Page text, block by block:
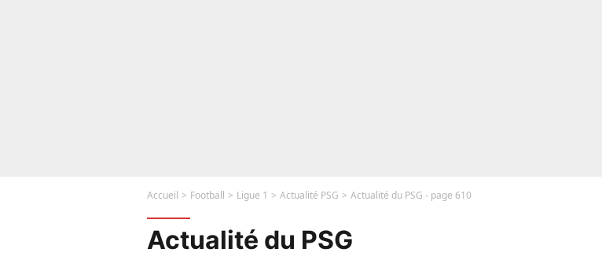
Accueil Football Ligue 1 Actualité PSG Actualité du PSG - page 610
Actualité du PSG